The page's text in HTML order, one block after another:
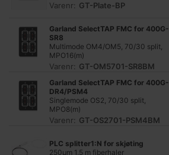
Varenr: GT-Plate-BP
Garland SelectTAP FMC for 400G-
SR8
Multimode OM4/OM5, 70/30 split,
MPO16(m)
Varenr: GT-OM5701-SR8BM
Garland SelectTAP FMC for 400G-
DR4/PSM4
Singlemode OS2, 70/30 split,
MPO8(m)
Varenr: GT-OS2701-PSM4BM
PLC splitter1:N for skjøting
250µm 1,5 m fiberhaler